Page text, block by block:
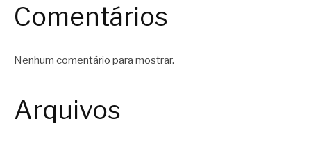
Comentários
Nenhum comentário para mostrar.
Arquivos